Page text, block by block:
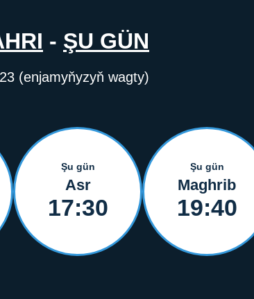
- ŞU GÜN
(enjamyňyzyň wagty)
Şu gün
Asr
17:30
Şu gün
Maghrib
19:40